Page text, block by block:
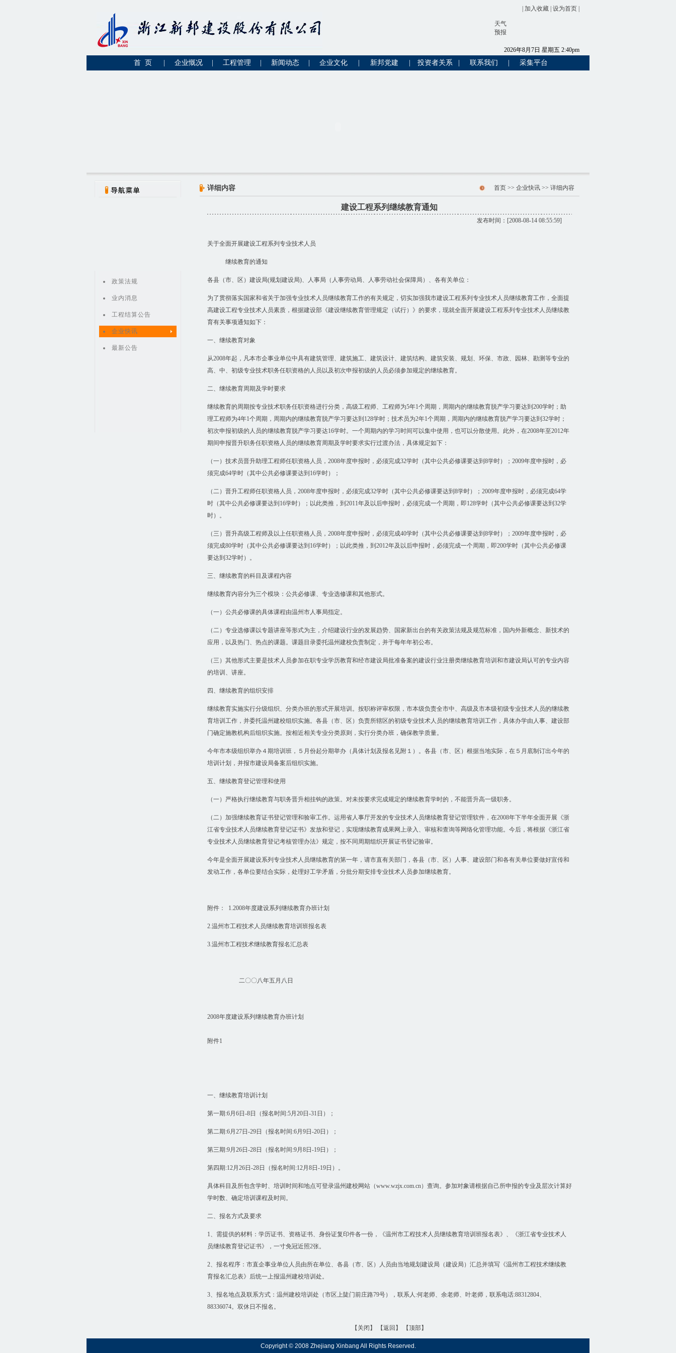
加入收藏 设为首页
天气
预报
2026年8月 7日 星期五 2:40pm
首 页 企业慨况 工程管理 新闻动态 企业文化 新邦党建 投资者关系 联系我们 采集平台
政策法规
业内消息
工程结算公告
企业快讯
最新公告
详细内容 首页>> 企业快讯>> 详细内容
建设工程系列继续教育通知
发布时间：[2008-08-14 08:55:59]
关于全面开展建设工程系列专业技术人员
继续教育的通知
各县（市、区）建设局(规划建设局)、人事局（人事劳动局、人事劳动社会保障局）、各有关单位：
为了贯彻落实国家和省关于加强专业技术人员继续教育工作的有关规定，切实加强我市建设工程系列专业技术人员继续教育工作，全面提
高建设工程专业技术人员素质，根据建设部《建设继续教育管理规定（试行）》的要求，现就全面开展建设工程系列专业技术人员继续教
育有关事项通知如下：
一、继续教育对象
从2008年起，凡本市企事业单位中具有建筑管理、建筑施工、建筑设计、建筑结构、建筑安装、规划、环保、市政、园林、勘测等专业的
高、中、初级专业技术职务任职资格的人员以及初次申报初级的人员必须参加规定的继续教育。
二、继续教育周期及学时要求
继续教育的周期按专业技术职务任职资格进行分类，高级工程师、工程师为5年1个周期，周期内的继续教育脱产学习要达到200学时；助
理工程师为4年1个周期，周期内的继续教育脱产学习要达到128学时；技术员为2年1个周期，周期内的继续教育脱产学习要达到32学时；
初次申报初级的人员的继续教育脱产学习要达16学时。一个周期内的学习时间可以集中使用，也可以分散使用。此外，在2008年至2012年
期间申报晋升职务任职资格人员的继续教育周期及学时要求实行过渡办法，具体规定如下：
（一）技术员晋升助理工程师任职资格人员，2008年度申报时，必须完成32学时（其中公共必修课要达到8学时）；2009年度申报时，必
须完成64学时（其中公共必修课要达到16学时）；
（二）晋升工程师任职资格人员，2008年度申报时，必须完成32学时（其中公共必修课要达到8学时）；2009年度申报时，必须完成64学
时（其中公共必修课要达到16学时）；以此类推，到2011年及以后申报时，必须完成一个周期，即128学时（其中公共必修课要达到32学
时）。
（三）晋升高级工程师及以上任职资格人员，2008年度申报时，必须完成40学时（其中公共必修课要达到8学时）；2009年度申报时，必
须完成80学时（其中公共必修课要达到16学时）；以此类推，到2012年及以后申报时，必须完成一个周期，即200学时（其中公共必修课
要达到32学时）。
三、继续教育的科目及课程内容
继续教育内容分为三个模块：公共必修课、专业选修课和其他形式。
（一）公共必修课的具体课程由温州市人事局指定。
（二）专业选修课以专题讲座等形式为主，介绍建设行业的发展趋势、国家新出台的有关政策法规及规范标准，国内外新概念、新技术的
应用，以及热门、热点的课题。课题目录委托温州建校负责制定，并于每年年初公布。
（三）其他形式主要是技术人员参加在职专业学历教育和经市建设局批准备案的建设行业注册类继续教育培训和市建设局认可的专业内容
的培训、讲座。
四、继续教育的组织安排
继续教育实施实行分级组织、分类办班的形式开展培训。按职称评审权限，市本级负责全市中、高级及市本级初级专业技术人员的继续教
育培训工作，并委托温州建校组织实施。各县（市、区）负责所辖区的初级专业技术人员的继续教育培训工作，具体办学由人事、建设部
门确定施教机构后组织实施。按相近相关专业分类原则，实行分类办班，确保教学质量。
今年市本级组织举办４期培训班，５月份起分期举办（具体计划及报名见附１）。各县（市、区）根据当地实际，在５月底制订出今年的
培训计划，并报市建设局备案后组织实施。
五、继续教育登记管理和使用
（一）严格执行继续教育与职务晋升相挂钩的政策。对未按要求完成规定的继续教育学时的，不能晋升高一级职务。
（二）加强继续教育证书登记管理和验审工作。运用省人事厅开发的专业技术人员继续教育登记管理软件，在2008年下半年全面开展《浙
江省专业技术人员继续教育登记证书》发放和登记，实现继续教育成果网上录入、审核和查询等网络化管理功能。今后，将根据《浙江省
专业技术人员继续教育登记考核管理办法》规定，按不同周期组织开展证书登记验审。
今年是全面开展建设系列专业技术人员继续教育的第一年，请市直有关部门，各县（市、区）人事、建设部门和各有关单位要做好宣传和
发动工作，各单位要结合实际，处理好工学矛盾，分批分期安排专业技术人员参加继续教育。
附件： 1.2008年度建设系列继续教育办班计划
2.温州市工程技术人员继续教育培训班报名表
3.温州市工程技术继续教育报名汇总表
二〇〇八年五月八日
2008年度建设系列继续教育办班计划
附件1
一、继续教育培训计划
第一期:6月6日-8日（报名时间:5月20日-31日）；
第二期:6月27日-29日（报名时间:6月9日-20日）；
第三期:9月26日-28日（报名时间:9月8日-19日）；
第四期:12月26日-28日（报名时间:12月8日-19日）。
具体科目及所包含学时、培训时间和地点可登录温州建校网站（www.wzjx.com.cn）查询。参加对象请根据自己所申报的专业及层次计算好
学时数、确定培训课程及时间。
二、报名方式及要求
1、需提供的材料：学历证书、资格证书、身份证复印件各一份，《温州市工程技术人员继续教育培训班报名表》、《浙江省专业技术人
员继续教育登记证书》，一寸免冠近照2张。
2、报名程序：市直企事业单位人员由所在单位、各县（市、区）人员由当地规划建设局（建设局）汇总并填写《温州市工程技术继续教
育报名汇总表》后统一上报温州建校培训处。
3、报名地点及联系方式：温州建校培训处（市区上陡门前庄路79号），联系人:何老师、余老师、叶老师，联系电话:88312804、
88336074。双休日不报名。
【关闭】 【返回】 【顶部】
Copyright © 2008 Zhejiang Xinbang All Rights Reserved.